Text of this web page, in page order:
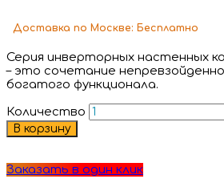
Доставка по Москве: Бесплатно
Серия инверторных настенных
– это сочетание
богатого функционала.
Количество
В корзину
Заказать в один клик